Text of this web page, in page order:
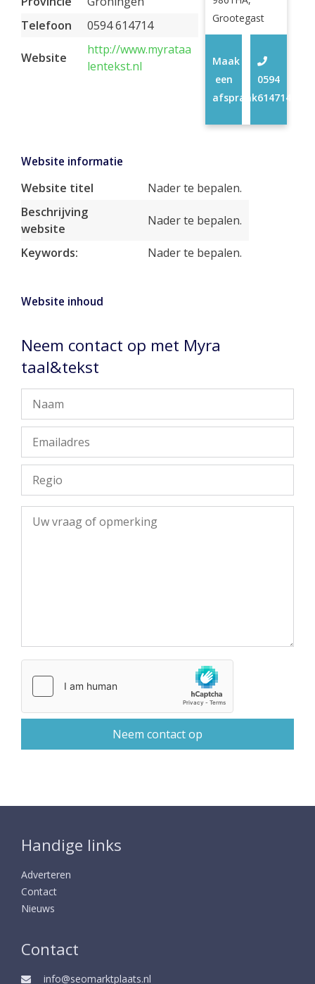
Telefoon
0594 614714
Website
http://www.myrataa
lentekst.nl
Grootegast
0594
614714
Maak
een
afspraak
Website informatie
Website titel
Nader te bepalen.
Beschrijving
website
Nader te bepalen.
Keywords: Nader te bepalen.
Website inhoud
Neem contact op met Myra
taal&tekst
Handige links
Adverteren
Contact
Nieuws
Contact
info@seomarktplaats.nl